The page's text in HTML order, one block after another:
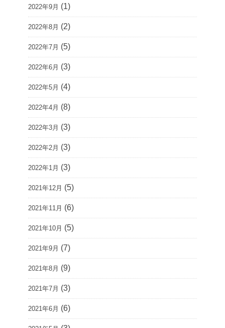
2022年9月 (1)
2022年8月 (2)
2022年7月 (5)
2022年6月 (3)
2022年5月 (4)
2022年4月 (8)
2022年3月 (3)
2022年2月 (3)
2022年1月 (3)
2021年12月 (5)
2021年11月 (6)
2021年10月 (5)
2021年9月 (7)
2021年8月 (9)
2021年7月 (3)
2021年6月 (6)